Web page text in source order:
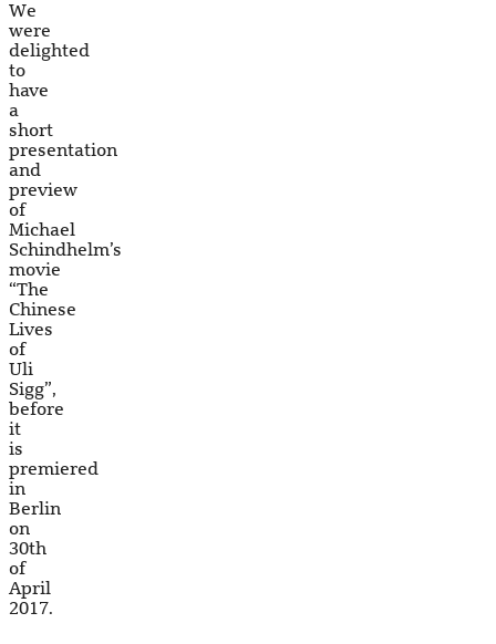
We
were
delighted
to
have
a
short
presentation
and
preview
of
Michael
Schindhelm’s
movie
“The
Chinese
Lives
of
Uli
Sigg”,
before
it
is
premiered
in
Berlin
on
30th
of
April
2017.